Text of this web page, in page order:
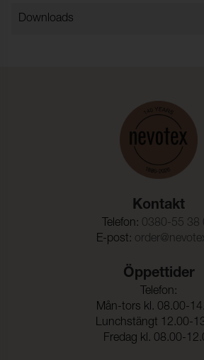
≥ 3 (ISO
≥ 5 (ISO
1000 N
Dragbrottsgräns Väft: 525 N (ISO
65 N (ISO
< 2,5 %
Dimensionsändring Väft: < 2,5 % (ISO
Downloads
Kontakt
Telefon: 0380-55 38
E-post:
Öppettider
Telefon:
Mån-tors kl. 08.00-
Lunchstängt 12.00-
Fredag kl. 08.00-